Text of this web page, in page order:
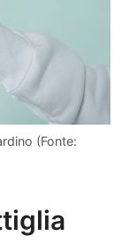
(Fonte: